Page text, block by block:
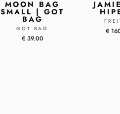
MOON BAG
SMALL | GOT
BAG
GOT BAG
€ 39.00
€